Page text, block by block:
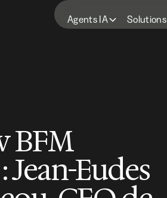
Agents IA Solutions
BFM
Jean-Eudes